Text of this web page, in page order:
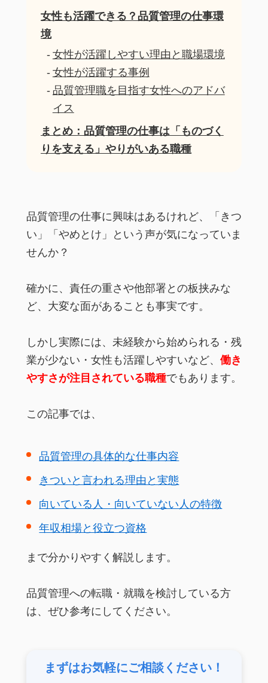
女性も活躍できる？品質管理の仕事環
境
女性が活躍しやすい理由と職場環境
女性が活躍する事例
品質管理職を目指す女性へのアドバ
イス
まとめ：品質管理の仕事は「ものづく
りを支える」やりがいある職種
品質管理の仕事に興味はあるけれど、「きつ
い」「やめとけ」という声が気になっていま
せんか？
確かに、責任の重さや他部署との板挟みな
ど、大変な面があることも事実です。
しかし実際には、未経験から始められる・残
業が少ない・女性も活躍しやすいなど、 働き
やすさが注目されている職種でもあります。
この記事では、
品質管理の具体的な仕事内容
きついと言われる理由と実態
向いている人・向いていない人の特徴
年収相場と役立つ資格
まで分かりやすく解説します。
品質管理への転職・就職を検討している方
は、ぜひ参考にしてください。
まずはお気軽にご相談ください！